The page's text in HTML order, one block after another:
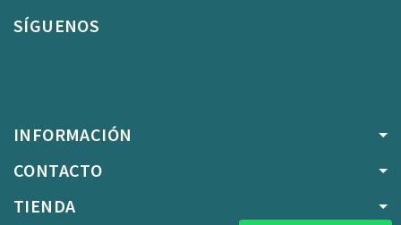
SÍGUENOS
INFORMACIÓN
CONTACTO
TIENDA